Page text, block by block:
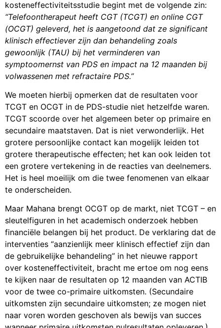
kosteneffectiviteitsstudie begint met de volgende zin:
“Telefoontherapeut heeft CGT (TCGT) en online CGT
(OCGT) geleverd, het is aangetoond dat ze significant
klinisch effectiever zijn dan behandeling zoals
gewoonlijk (TAU) bij het verminderen van
symptoomernst van PDS en impact na 12 maanden bij
volwassenen met refractaire PDS.”
We moeten hierbij opmerken dat de resultaten voor
TCGT en OCGT in de PDS-studie niet hetzelfde waren.
TCGT scoorde over het algemeen beter op primaire en
secundaire maatstaven. Dat is niet verwonderlijk. Het
grotere persoonlijke contact kan mogelijk leiden tot
grotere therapeutische effecten; het kan ook leiden tot
een grotere vertekening in de reacties van deelnemers.
Het is heel moeilijk om die twee fenomenen van elkaar
te onderscheiden.
Maar Mahana brengt OCGT op de markt, niet TCGT – en
sleutelfiguren in het academisch onderzoek hebben
financiële belangen bij het product. De verklaring dat de
interventies “aanzienlijk meer klinisch effectief zijn dan
de gebruikelijke behandeling” in het nieuwe rapport
over kosteneffectiviteit, bracht me ertoe om nog eens
te kijken naar de resultaten op 12 maanden van ACTIB
voor de twee co-primaire uitkomsten. (Secundaire
uitkomsten zijn secundaire uitkomsten; ze mogen niet
naar voren worden geschoven als bewijs van succes